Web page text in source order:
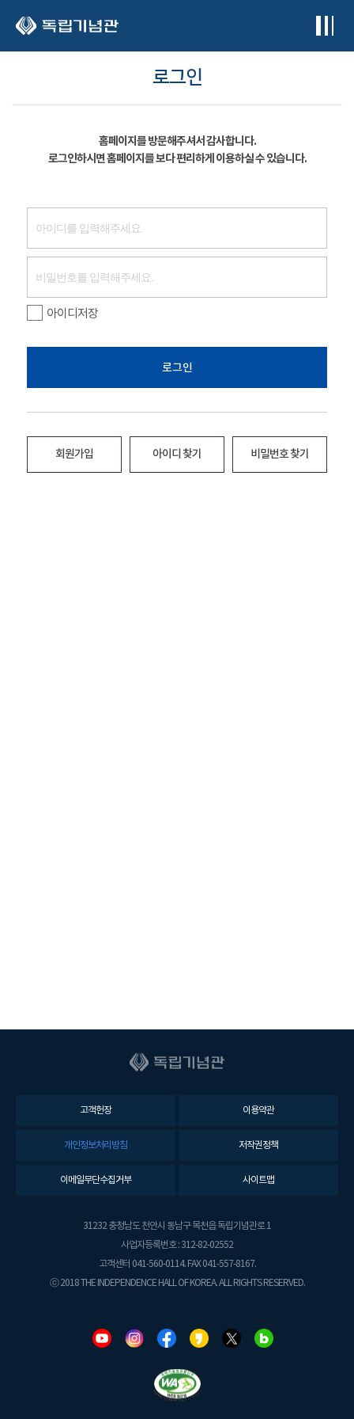
로그인
홈페이지를 방문해주셔서 감사합니다.
로그인하시면 홈페이지를 보다 편리하게 이용하실 수 있습니다.
아이디저장
로그인
회원가입 아이디 찾기 비밀번호 찾기
고객헌장 이용약관
개인정보처리방침 저작권정책
이메일무단수집거부 사이트맵
31232 충청남도 천안시 동남구 목천읍 독립기념관로 1
사업자등록번호 : 312-82-02552
고객센터 041-560-0114. FAX 041-557-8167.
ⓒ 2018 THE INDEPENDENCE HALL OF KOREA. ALL RIGHTS RESERVED.